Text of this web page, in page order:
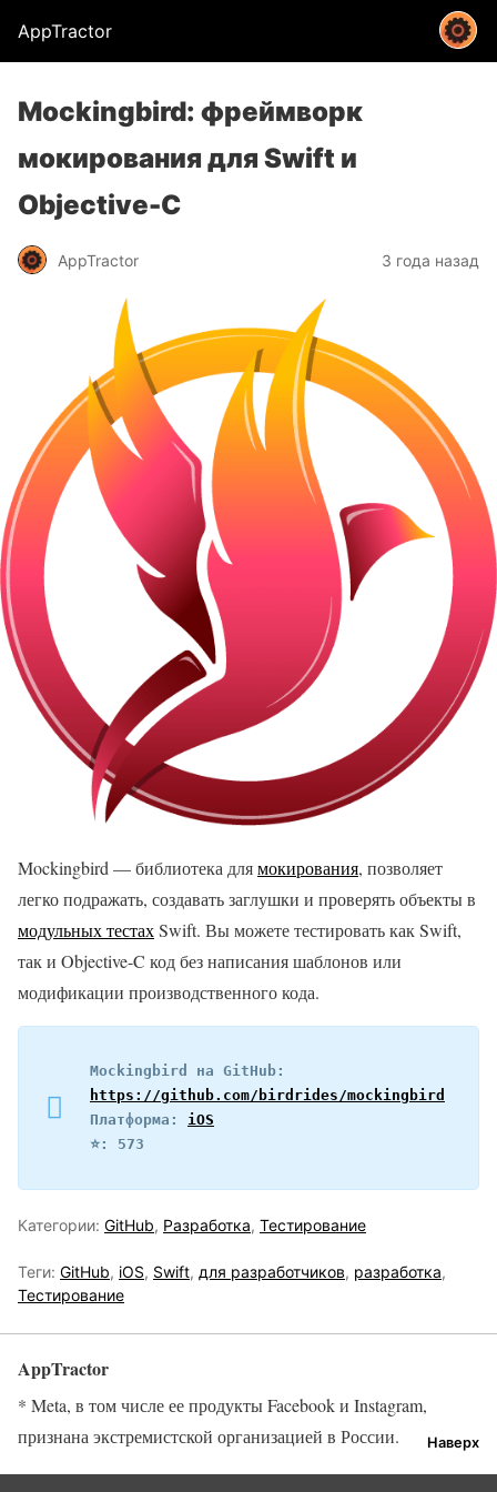
AppTractor
Mockingbird: фреймворк
мокирования для Swift и
Objective-C
AppTractor 3 года назад
Mockingbird — библиотека длямокирования, позволяет
легко подражать, создавать заглушки и проверять объекты в
модульных тестахSwift. Вы можете тестировать как Swift,
так и Objective-C код без написания шаблонов или
модификации производственного кода.
https://github.com/birdrides/mockingbird
Платформа: iOS
⭐️: 573
Категории: GitHub, Разработка, Тестирование
Теги: GitHub, iOS, Swift, для разработчиков, разработка,
Тестирование
AppTractor
Наверх
* Meta, в том числе ее продукты Facebook и Instagram,
признана экстремистской организацией в России.